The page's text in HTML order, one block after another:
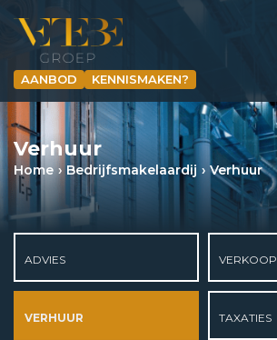
AANBOD KENNISMAKEN?
HOMEPAGINA
WONING­MAKELAARDIJ
BEDRIJFS­MAKELAARDIJ
HYPOTHEKEN
NIEUWS & MEDIA
Verhuur
Home Bedrijfs­makelaardij Verhuur
ADVIES VERKOOP
VERHUUR TAXATIES